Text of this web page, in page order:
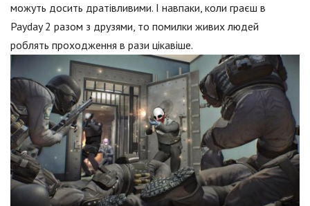
можуть досить дратівливими. І навпаки, коли граєш в
Payday 2 разом з друзями, то помилки живих людей
роблять проходження в рази цікавіше.